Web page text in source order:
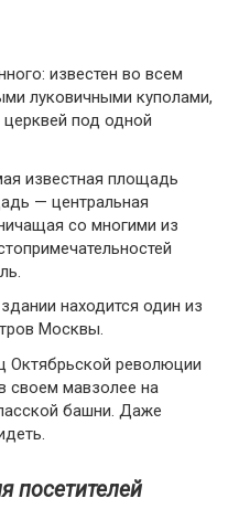
известен во всем
луковичными куполами,
под одной
известная площадь
— центральная
со многими из
находится один из
Москвы.
Октябрьской революции
своем мавзолее на
башни. Даже
посетителей